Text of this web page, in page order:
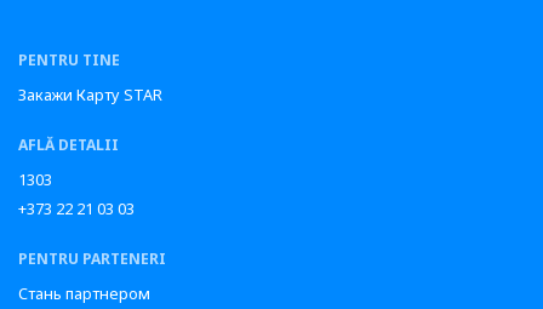
PENTRU TINE
Закажи Карту STAR
AFLĂ DETALII
1303
+373 22 21 03 03
PENTRU PARTENERI
Стань партнером